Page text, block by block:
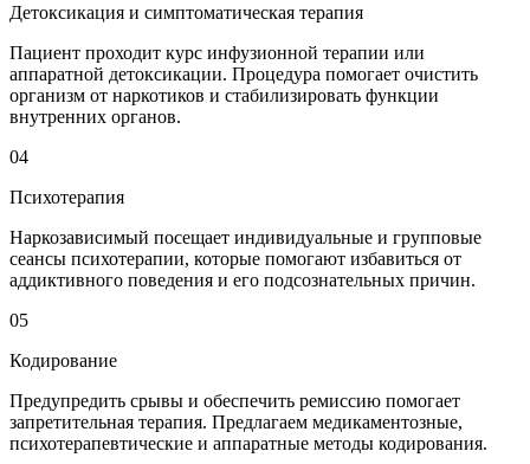
Детоксикация и симптоматическая терапия
Пациент проходит курс инфузионной терапии или
аппаратной детоксикации. Процедура помогает очистить
организм от наркотиков и стабилизировать функции
внутренних органов.
04
Психотерапия
Наркозависимый посещает индивидуальные и групповые
сеансы психотерапии, которые помогают избавиться от
аддиктивного поведения и его подсознательных причин.
05
Кодирование
Предупредить срывы и обеспечить ремиссию помогает
запретительная терапия. Предлагаем медикаментозные,
психотерапевтические и аппаратные методы кодирования.